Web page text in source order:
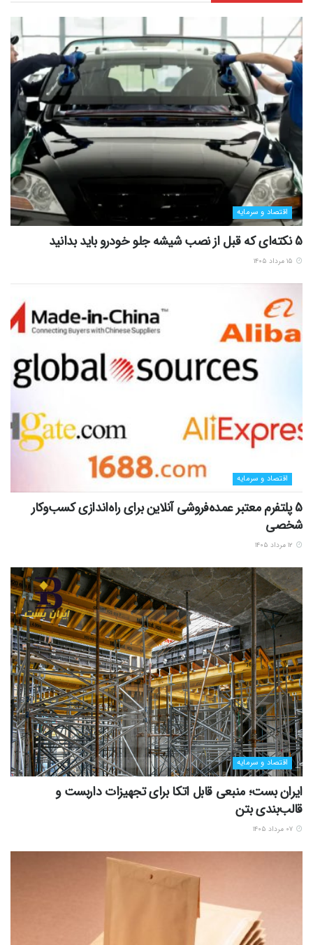
اقتصاد و سرمایه
5 نکته‌ای که قبل از نصب شیشه جلو خودرو باید بدانید
اقتصاد و سرمایه
5 پلتفرم معتبر عمده‌فروشی آنلاین برای راه‌اندازی کسب‌وکار
شخصی
اقتصاد و سرمایه
ایران بست؛ منبعی قابل اتکا برای تجهیزات داربست و
قالب‌بندی بتن